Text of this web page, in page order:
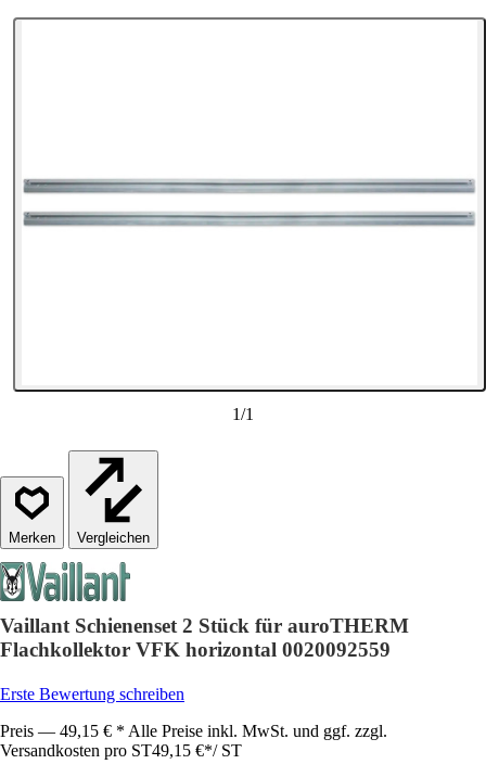
1/1
Vergleichen
Vaillant Schienenset 2 Stück für auroTHERM
Flachkollektor VFK horizontal 0020092559
Erste Bewertung schreiben
Preis — 49,15 € * Alle Preise inkl. MwSt. und ggf. zzgl.
Versandkosten pro ST49,15 €*/ ST